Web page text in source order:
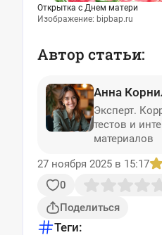
Открытка с Днем матери
Изображение: bipbap.ru
Автор статьи:
Анна
Эксперт.
тестов и
материалов
27 ноября 2025 в 15:17
0
Поделиться
Теги: